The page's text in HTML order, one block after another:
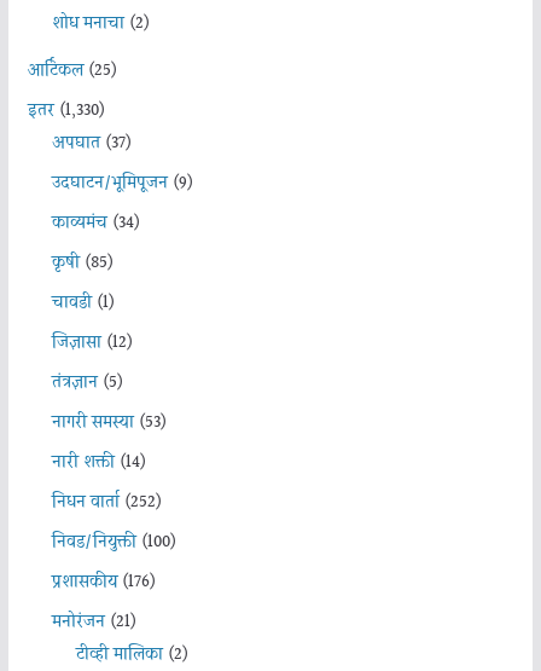
शोध मनाचा(2)
आर्टिकल(25)
इतर(1,330)
अपघात(37)
उदघाटन/भूमिपूजन(9)
काव्यमंच(34)
कृषी(85)
चावडी(1)
जिज्ञासा(12)
तंत्रज्ञान(5)
नागरी समस्या(53)
नारी शक्ती(14)
निधन वार्ता(252)
निवड/नियुक्ती(100)
प्रशासकीय(176)
मनोरंजन(21)
टीव्ही मालिका(2)